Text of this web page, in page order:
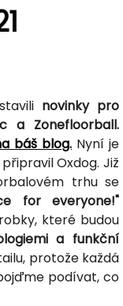
novinky pro
a Zonefloorball.
báš blog. Nyní je
Oxdog. Již
trhu se
for everyone!"
které budou
a funkční
protože každá
podívat, co